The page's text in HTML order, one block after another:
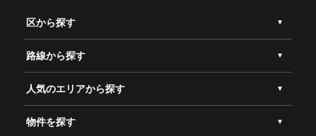
区から探す
路線から探す
人気のエリアから探す
物件を探す